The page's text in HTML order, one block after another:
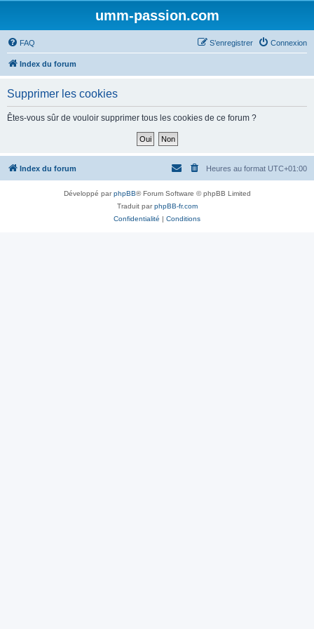
umm-passion.com
FAQ Connexion
S’enregistrer
Index du forum
Supprimer les cookies
Êtes-vous sûr de vouloir supprimer tous les cookies de ce forum ?
Index du forum Heures au format UTC+01:00
Développé parphpBB® Forum Software © phpBB Limited
Traduit parphpBB-fr.com
Confidentialité | Conditions